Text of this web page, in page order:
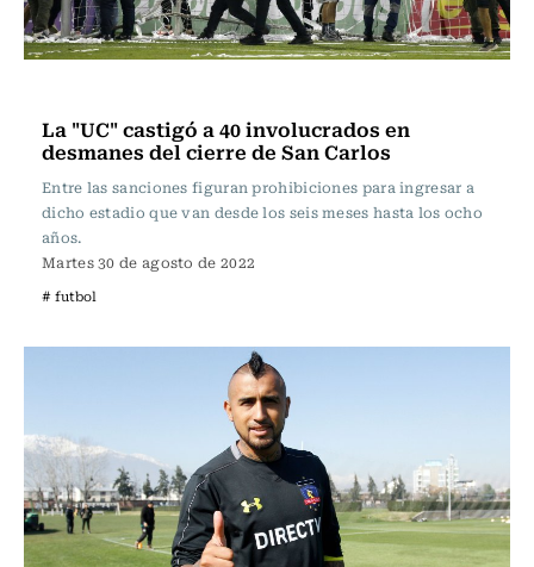
La "UC" castigó a 40 involucrados en
desmanes del cierre de San Carlos
Entre las sanciones figuran prohibiciones para ingresar a
dicho estadio que van desde los seis meses hasta los ocho
años.
Martes 30 de agosto de 2022
# futbol